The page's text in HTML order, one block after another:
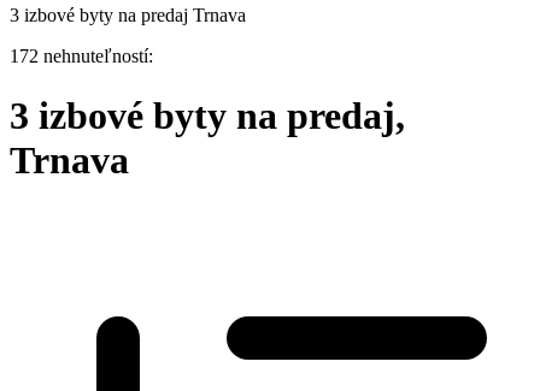
3 izbové byty na predaj Trnava
172 nehnuteľností:
3 izbové byty na predaj,
Trnava